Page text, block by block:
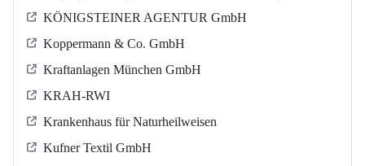
KÖNIGSTEINER AGENTUR GmbH
Koppermann & Co. GmbH
Kraftanlagen München GmbH
KRAH-RWI
Krankenhaus für Naturheilweisen
Kufner Textil GmbH